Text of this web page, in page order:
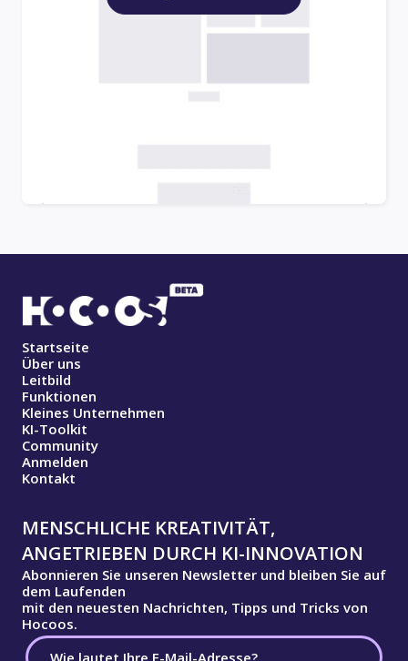
Startseite
Über uns
Leitbild
Funktionen
Kleines Unternehmen
KI-Toolkit
Community
Anmelden
Kontakt
MENSCHLICHE KREATIVITÄT,
ANGETRIEBEN DURCH KI-INNOVATION
Abonnieren Sie unseren Newsletter und bleiben Sie auf
dem Laufenden
mit den neuesten Nachrichten, Tipps und Tricks von
Hocoos.